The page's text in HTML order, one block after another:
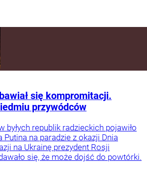
się kompromitacji.
przywódców
byłych republik radzieckich pojawiło
Putina na paradzie z okazji Dnia
na Ukrainę prezydent Rosji
się, że może dojść do powtórki.